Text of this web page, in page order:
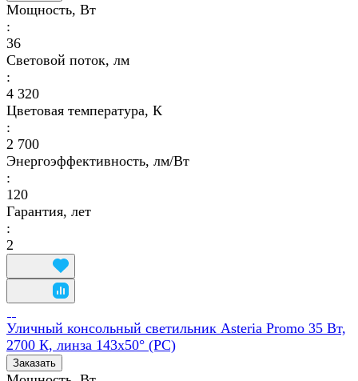
Мощность, Вт
:
36
Световой поток, лм
:
4 320
Цветовая температура, К
:
2 700
Энергоэффективность, лм/Вт
:
120
Гарантия, лет
:
2
Уличный консольный светильник Asteria Promo 35 Вт,
2700 К, линза 143x50° (PC)
Заказать